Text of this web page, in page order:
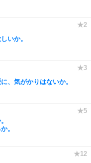
いか。
、気がかりはないか。
。